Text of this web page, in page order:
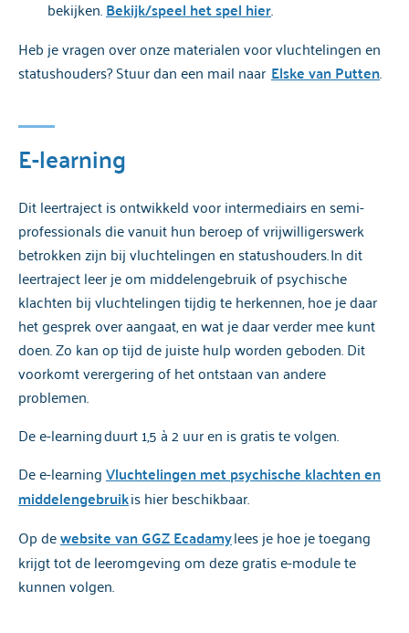
bekijken.Bekijk/speel het spel hier.
Heb je vragen over onze materialen voor vluchtelingen en
statushouders? Stuur dan een mail naar Elske van Putten.
E-learning
Dit leertraject is ontwikkeld voor intermediairs en semi-
professionals die vanuit hun beroep of vrijwilligerswerk
betrokken zijn bij vluchtelingen en statushouders. In dit
leertraject leer je om middelengebruik of psychische
klachten bij vluchtelingen tijdig te herkennen, hoe je daar
het gesprek over aangaat, en wat je daar verder mee kunt
doen. Zo kan op tijd de juiste hulp worden geboden. Dit
voorkomt verergering of het ontstaan van andere
problemen.
De e-learning duurt 1,5 à 2 uur en is gratis te volgen.
De e-learningVluchtelingen met psychische klachten en
middelengebruikis hier beschikbaar.
Op dewebsite van GGZ Ecadamylees je hoe je toegang
krijgt tot de leeromgeving om deze gratis e-module te
kunnen volgen.